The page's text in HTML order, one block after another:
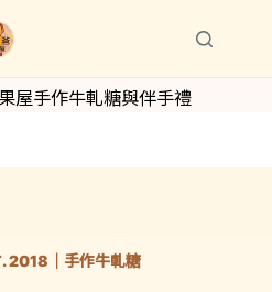
屋手作牛軋糖與伴手禮
2018｜手作牛軋糖